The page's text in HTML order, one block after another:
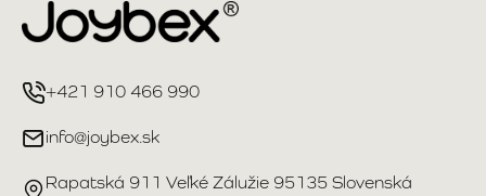
+421 910 466 990
info@joybex.sk
Rapatská 911 Veľké Zálužie 95135 Slovenská